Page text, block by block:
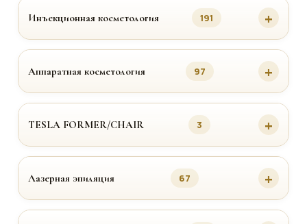
Инъекционная косметология 191
Аппаратная косметология 97
TESLA FORMER/CHAIR 3
Лазерная эпиляция 67